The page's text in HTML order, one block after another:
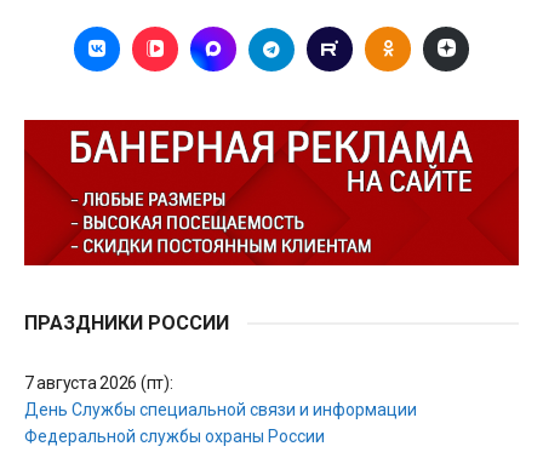
ПРАЗДНИКИ РОССИИ
7 августа 2026 (пт):
День Службы специальной связи и информации
Федеральной службы охраны России